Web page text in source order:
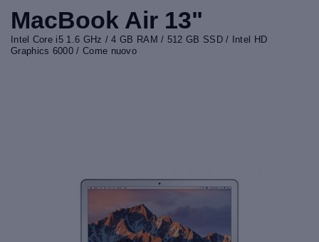
MacBook Air 13"
Intel Core i5 1.6 GHz / 4 GB RAM / 512 GB SSD / Intel HD
Graphics 6000 / Come nuovo